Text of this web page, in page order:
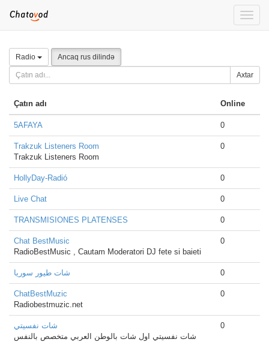
Toggle
Radio Ancaq rus dilində
Axtar
Çatın adı Online
5AFAYA 0
Trakzuk Listeners Room
Trakzuk Listeners Room
0
HollyDay-Radió 0
Live Chat 0
TRANSMISIONES PLATENSES 0
Chat BestMusic
RadioBestMusic , Cautam Moderatori DJ fete si baieti
0
شات طيور سوريا 0
ChatBestMuzic
Radiobestmuzic.net
0
شات نفسيتي
شات نفسيتي اول شات بالوطن العربي متخصص بالنفس
0